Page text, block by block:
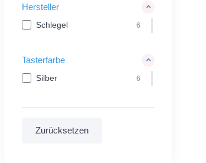
Hersteller
Schlegel 6
Tasterfarbe
Silber 6